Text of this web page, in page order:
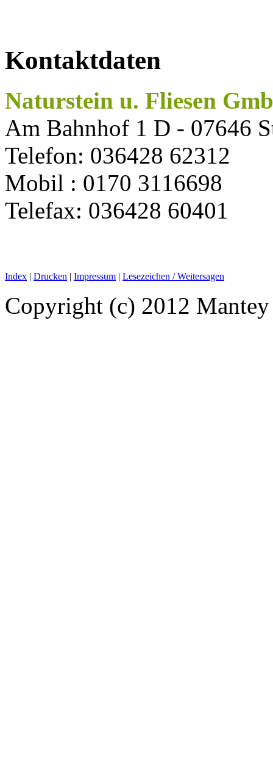
Kontaktdaten
Naturstein u. Fliesen
Am Bahnhof 1 D - 07646
Telefon: 036428 62312
Mobil : 0170 3116698
Telefax: 036428 60401
Index | Drucken | Impressum | Lesezeichen / Weitersagen
Copyright (c) 2012